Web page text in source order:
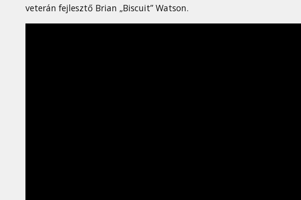
veterán fejlesztő Brian „Biscuit” Watson.